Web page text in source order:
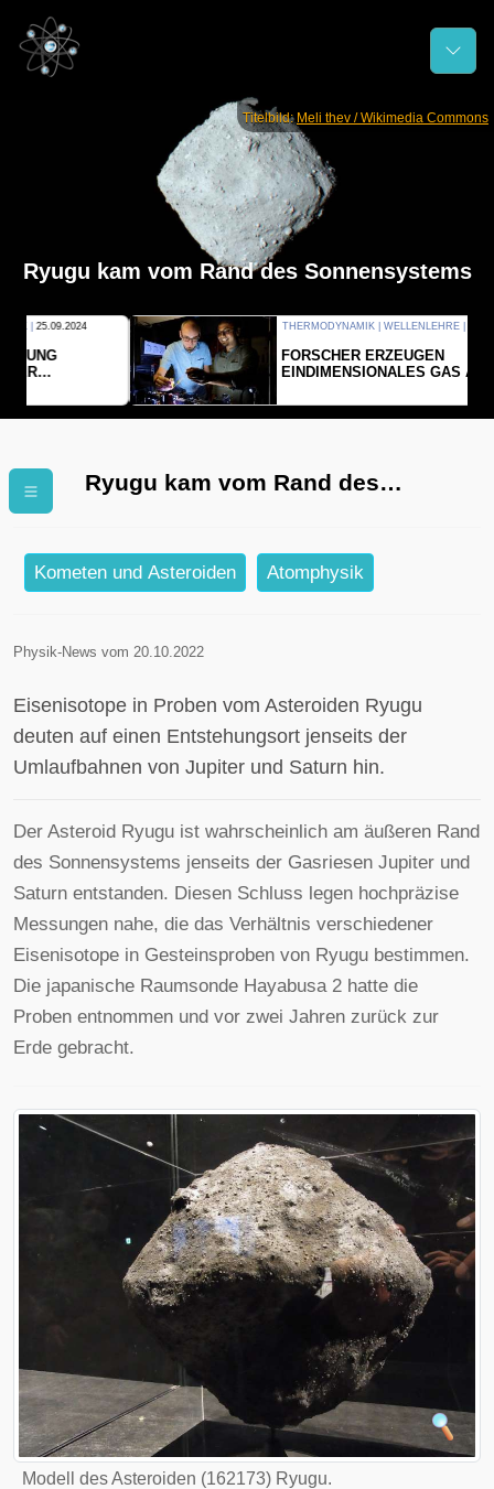
Titelbild: Meli thev / Wikimedia Commons
Ryugu kam vom Rand des Sonnensystems
THERMODYNAMIK | WELLENLEHRE | 23.09.2024
FORSCHER ERZEUGEN
EINDIMENSIONALES GAS AUS LICHT
Ryugu kam vom Rand des
Kometen und Asteroiden Atomphysik
Physik-News vom 20.10.2022
Eisenisotope in Proben vom Asteroiden Ryugu
deuten auf einen Entstehungsort jenseits der
Umlaufbahnen von Jupiter und Saturn hin.
Der Asteroid Ryugu ist wahrscheinlich am äußeren Rand
des Sonnensystems jenseits der Gasriesen Jupiter und
Saturn entstanden. Diesen Schluss legen hochpräzise
Messungen nahe, die das Verhältnis verschiedener
Eisenisotope in Gesteinsproben von Ryugu bestimmen.
Die japanische Raumsonde Hayabusa 2 hatte die
Proben entnommen und vor zwei Jahren zurück zur
Erde gebracht.
Modell des Asteroiden (162173) Ryugu.